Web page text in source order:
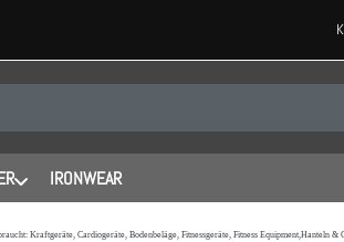
Sie tippen, erscheinen automatisch erste
IRONWEAR
Kraftgeräte, Cardiogeräte, Bodenbeläge, Fitnessgeräte, Fitness Equipment,Hanteln